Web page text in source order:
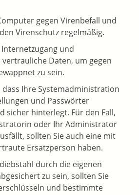
gegen Virenbefall und
Virenschutz regelmäßig.
und
vertrauliche Daten, um gegen
zu sein.
dass Ihre Systemadministration
und Passwörter
sicher hinterlegt. Für den Fall,
oder Ihr Administrator
sollten Sie auch eine mit
Ersatzperson haben.
durch die eigenen
zu sein, sollten Sie
und bestimmte